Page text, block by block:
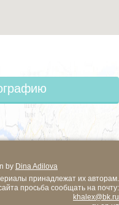
by Dina Adilova
принадлежат их авторам.
просьба сообщать на почту:
khalex@bk.ru